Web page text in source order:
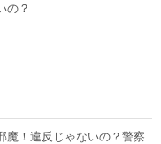
の？
魔！違反じゃないの？警察